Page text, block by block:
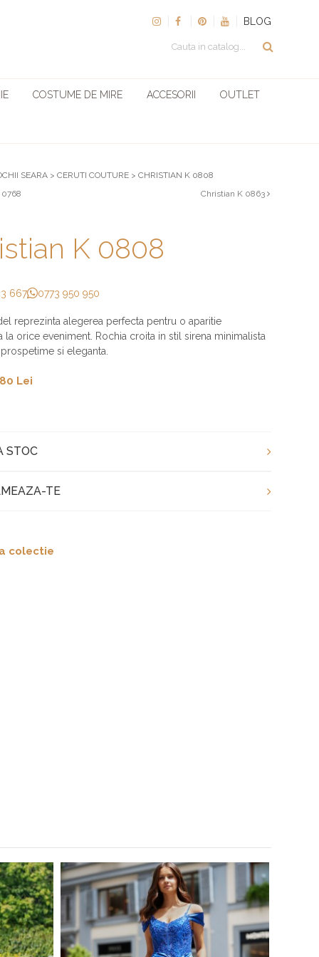
BLOG
COSTUME DE MIRE ACCESORII OUTLET
SEARA >CERUTI COUTURE >CHRISTIAN K 0808
Christian K 0863
K 0808
667 0773 950 950
reprezinta alegerea perfecta pentru o aparitie
la orice eveniment. Rochia croita in stil sirena minimalista
si eleganta.
Lei
STOC
TE
colectie